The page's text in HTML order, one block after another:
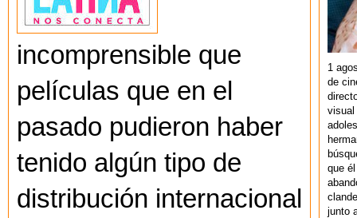
incomprensible que
películas que en el
pasado pudieron haber
tenido algún tipo de
distribución internacional
1
de
visual
que
junto